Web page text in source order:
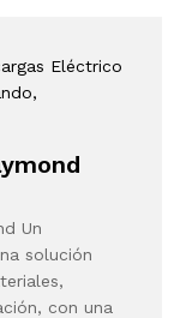
Eléctrico
,
Un
solución
con una